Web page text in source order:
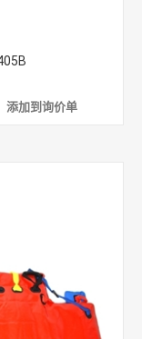
添加到询价单